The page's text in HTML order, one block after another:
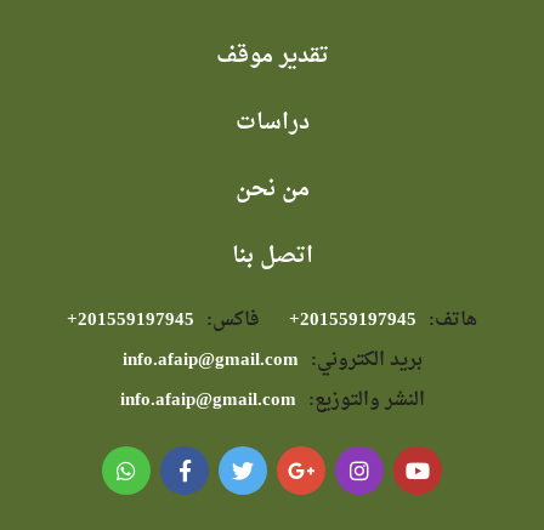
تقدير موقف
دراسات
من نحن
اتصل بنا
هاتف: فاكس:
بريد الكتروني: info.afaip@gmail.com
النشر والتوزيع: info.afaip@gmail.com